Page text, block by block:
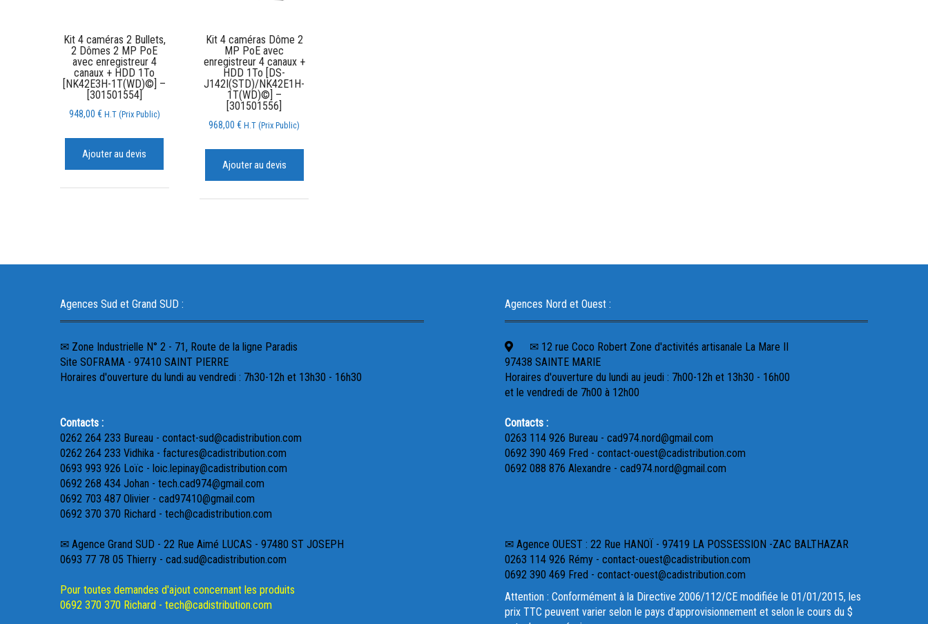
Kit 4 caméras 2 Bullets,
2 Dômes 2 MP PoE
avec enregistreur 4
canaux + HDD 1To
[NK42E3H-1T(WD)©] –
[301501554]
948,00 € H.T (Prix Public)
Ajouter au devis
Kit 4 caméras Dôme 2
MP PoE avec
enregistreur 4 canaux +
HDD 1To [DS-
J142I(STD)/NK42E1H-
1T(WD)©] –
[301501556]
968,00€ H.T (Prix Public)
Ajouter au devis
Agences Sud et Grand SUD :
✉ Zone Industrielle N° 2 - 71, Route de la ligne Paradis
Site SOFRAMA - 97410 SAINT PIERRE
Horaires d'ouverture du lundi au vendredi : 7h30-12h et 13h30 - 16h30
Contacts :
0262 264 233 Bureau - contact-sud@cadistribution.com
0262 264 233 Vidhika - factures@cadistribution.com
0693 993 926 Loïc - loic.lepinay@cadistribution.com
0692 268 434 Johan - tech.cad974@gmail.com
0692 703 487 Olivier - cad97410@gmail.com
0692 370 370 Richard - tech@cadistribution.com
✉ Agence Grand SUD - 22 Rue Aimé LUCAS - 97480 ST JOSEPH
0693 77 78 05 Thierry - cad.sud@cadistribution.com
Pour toutes demandes d'ajout concernant les produits
0692 370 370 Richard - tech@cadistribution.com
Agences Nord et Ouest :
✉ 12 rue Coco Robert Zone d'activités artisanale La Mare II
97438 SAINTE MARIE
Horaires d'ouverture du lundi au jeudi : 7h00-12h et 13h30 - 16h00
et le vendredi de 7h00 à 12h00
Contacts :
0263 114 926 Bureau - cad974.nord@gmail.com
0692 390 469 Fred - contact-ouest@cadistribution.com
0692 088 876 Alexandre - cad974.nord@gmail.com
✉ Agence OUEST : 22 Rue HANOÏ - 97419 LA POSSESSION -ZAC BALTHAZAR
0263 114 926 Rémy - contact-ouest@cadistribution.com
0692 390 469 Fred - contact-ouest@cadistribution.com
Attention : Conformément à la Directive 2006/112/CE modifiée le 01/01/2015, les
prix TTC peuvent varier selon le pays d'approvisionnement et selon le cours du $